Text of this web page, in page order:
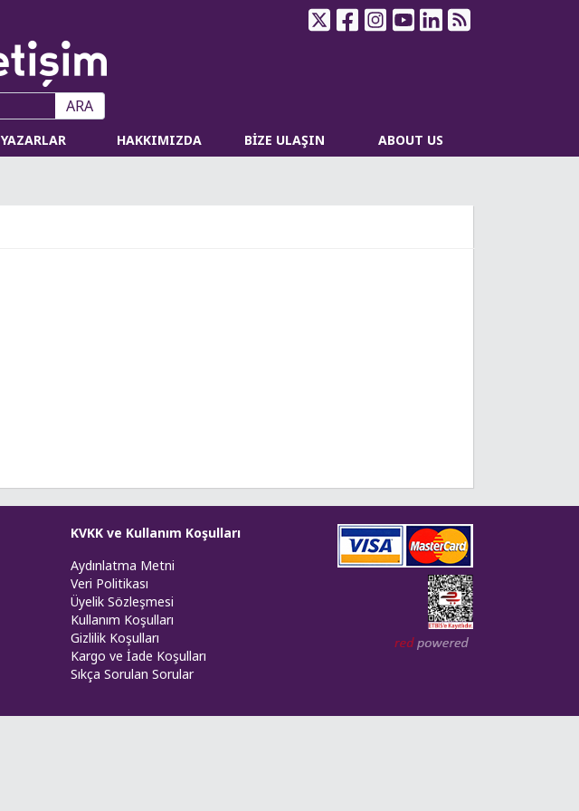
ARA
YAZARLAR HAKKIMIZDA BİZE ULAŞIN ABOUT US
KVKK ve Kullanım Koşulları
Aydınlatma Metni
Veri Politikası
Üyelik Sözleşmesi
Kullanım Koşulları
Gizlilik Koşulları
Kargo ve İade Koşulları
Sıkça Sorulan Sorular
Web tasarım: Red Bilişim